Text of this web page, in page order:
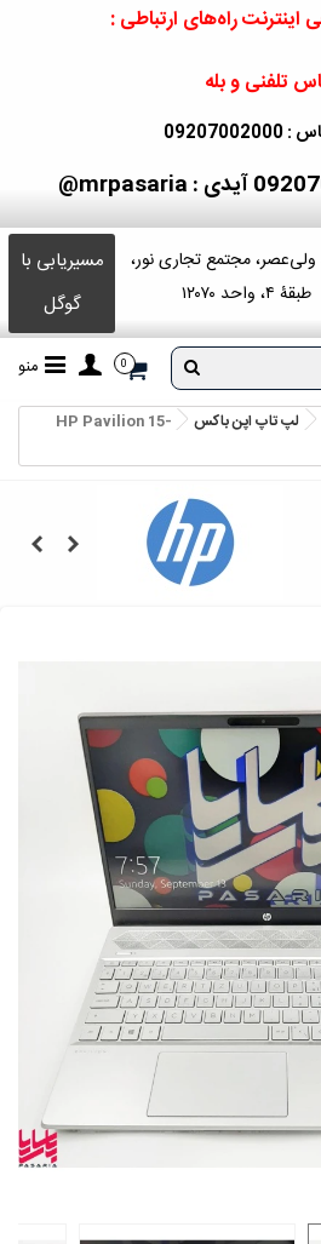
اینترنت راه‌های ارتباطی :
تلفنی و بله
آیدی : mrpasaria@
ولی‌عصر، مجتمع تجاری نور،
طبقۀ ۴، واحد ۱۲۰۷۰
مسیریابی با
گوگل
0 منو
لپ تاپ اپن باکس
HP Pavilion 15-